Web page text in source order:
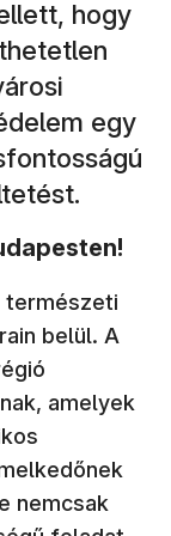
hogy
egy
természeti
belül. A
amelyek
nemcsak